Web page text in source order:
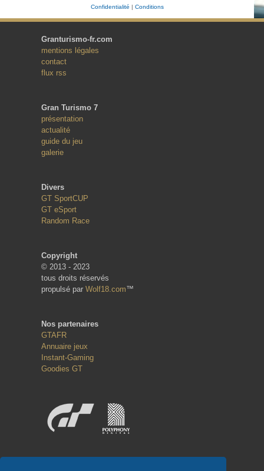
Confidentialité | Conditions
Granturismo-fr.com
mentions légales
contact
flux rss
Gran Turismo 7
présentation
actualité
guide du jeu
galerie
Divers
GT SportCUP
GT eSport
Random Race
Copyright
© 2013 - 2023
tous droits réservés
propulsé par Wolf18.com™
Nos partenaires
GTAFR
Annuaire jeux
Instant-Gaming
Goodies GT